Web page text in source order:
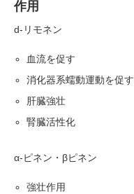
作用
d-リモネン
血流を促す
消化器系蠕動運動を促す
肝臓強壮
腎臓活性化
α-ピネン・βピネン
強壮作用